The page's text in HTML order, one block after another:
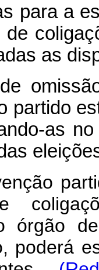
para a
as
partido
as
órgão
poderá